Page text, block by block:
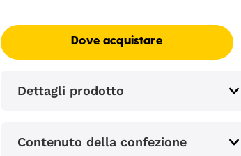
Stesso
link
alla
Dove acquistare
Dettagli prodotto
Contenuto della confezione